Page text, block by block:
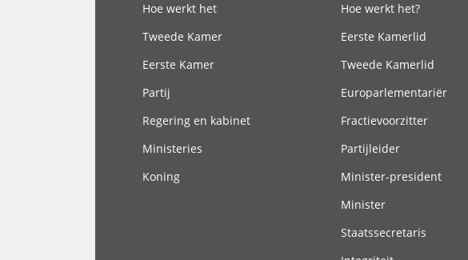
Hoe werkt het
Tweede Kamer
Eerste Kamer
Partij
Regering en kabinet
Ministeries
Koning
Hoe werkt het?
Eerste Kamerlid
Tweede Kamerlid
Europarlementariër
Fractievoorzitter
Partijleider
Minister-president
Minister
Staatssecretaris